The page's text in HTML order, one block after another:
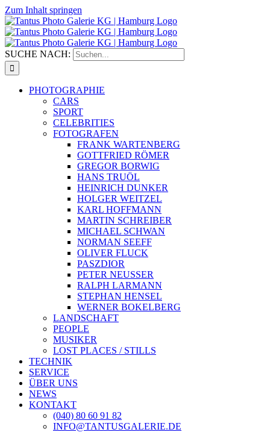
Zum Inhalt springen
SUCHE NACH:
PHOTOGRAPHIE
CARS
SPORT
CELEBRITIES
FOTOGRAFEN
FRANK WARTENBERG
GOTTFRIED RÖMER
GREGOR BORWIG
HANS TRUÖL
HEINRICH DUNKER
HOLGER WEITZEL
KARL HOFFMANN
MARTIN SCHREIBER
MICHAEL SCHWAN
NORMAN SEEFF
OLIVER FLUCK
PASZDIOR
PETER NEUSSER
RALPH LARMANN
STEPHAN HENSEL
WERNER BOKELBERG
LANDSCHAFT
PEOPLE
MUSIKER
LOST PLACES / STILLS
TECHNIK
SERVICE
ÜBER UNS
NEWS
KONTAKT
(040) 80 60 91 82
INFO@TANTUSGALERIE.DE